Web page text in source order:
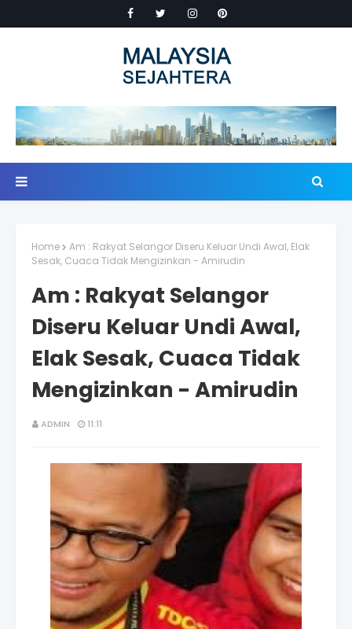
Home
Am : Rakyat Selangor Diseru Keluar Undi Awal, Elak
Sesak, Cuaca Tidak Mengizinkan - Amirudin
Am : Rakyat Selangor
Diseru Keluar Undi Awal,
Elak Sesak, Cuaca Tidak
Mengizinkan - Amirudin
ADMIN 11:11